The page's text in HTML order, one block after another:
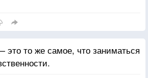
счастливой, себя не
Тот, кто еще много лет назад
свой шанс быть с тобой,
и не сумел решиться.
это то же самое, что заниматься